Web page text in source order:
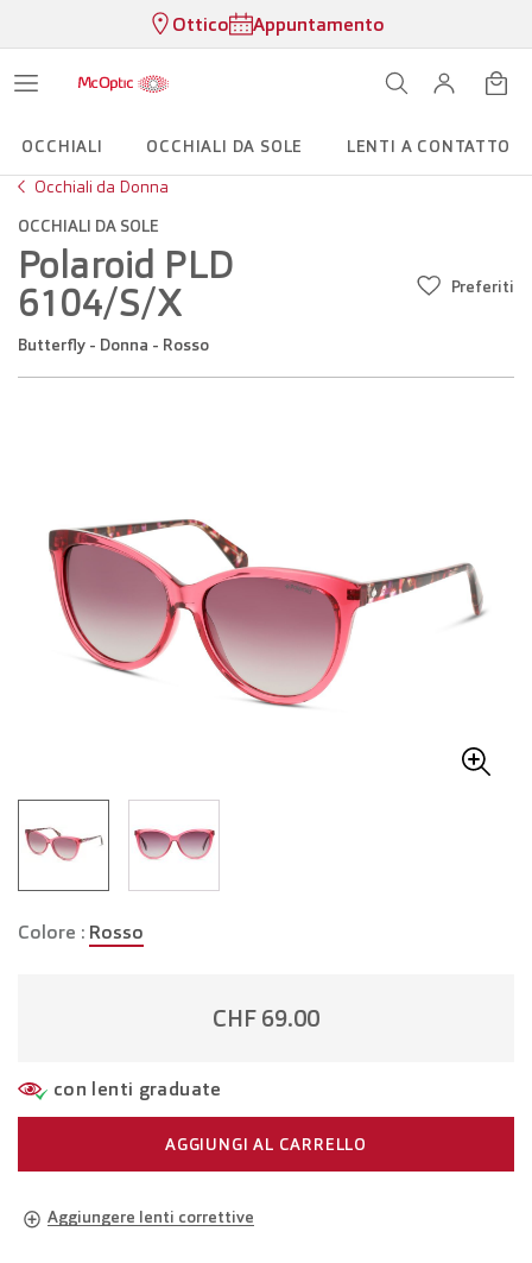
Ottico Appuntamento
OCCHIALI OCCHIALI DA SOLE
LENTI A CONTATTO
Occhiali da Donna
OCCHIALI DA SOLE
Polaroid PLD
6104/S/X
Butterfly - Donna - Rosso
Preferiti
Colore : Rosso
CHF 69.00
con lenti graduate
AGGIUNGI AL CARRELLO
Aggiungere lenti correttive